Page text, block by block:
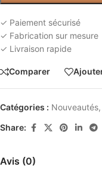
✓ Paiement sécurisé
✓ Fabrication sur mesure
✓ Livraison rapide
Comparer
Catégories : Nouveautés,
Share:
Avis (0)